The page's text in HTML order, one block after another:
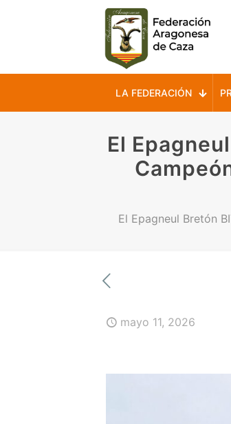
LA FEDERACIÓN
El
El Epagneul Bretón
mayo 11, 2026